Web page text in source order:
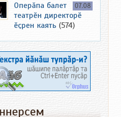
07.08
Оперӑпа балет
театрӗн директорӗ
ӗҫрен каять (574)